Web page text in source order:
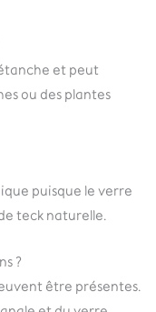
et peut
ou des plantes
puisque le verre
teck naturelle.
?
être présentes.